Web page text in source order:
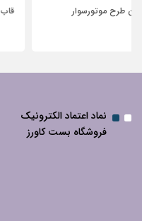
قاب آیفون چرمی طرح مار
نماد اعتماد الکترونیک
فروشگاه بست کاورز